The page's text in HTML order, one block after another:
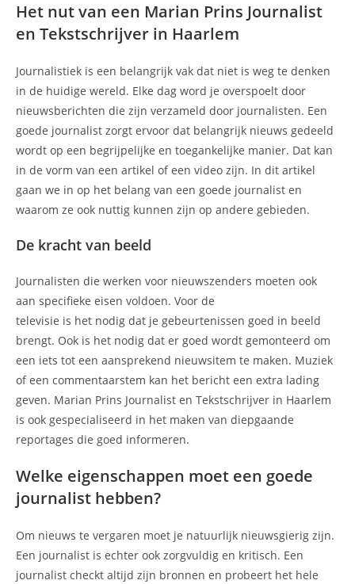
Het nut van een Marian Prins Journalist
en Tekstschrijver in Haarlem
Journalistiek is een belangrijk vak dat niet is weg te denken
in de huidige wereld. Elke dag word je overspoelt door
nieuwsberichten die zijn verzameld door journalisten. Een
goede journalist zorgt ervoor dat belangrijk nieuws gedeeld
wordt op een begrijpelijke en toegankelijke manier. Dat kan
in de vorm van een artikel of een video zijn. In dit artikel
gaan we in op het belang van een goede journalist en
waarom ze ook nuttig kunnen zijn op andere gebieden.
De kracht van beeld
Journalisten die werken voor nieuwszenders moeten ook
aan specifieke eisen voldoen. Voor de
televisie is het nodig dat je gebeurtenissen goed in beeld
brengt. Ook is het nodig dat er goed wordt gemonteerd om
een iets tot een aansprekend nieuwsitem te maken. Muziek
of een commentaarstem kan het bericht een extra lading
geven. Marian Prins Journalist en Tekstschrijver in Haarlem
is ook gespecialiseerd in het maken van diepgaande
reportages die goed informeren.
Welke eigenschappen moet een goede
journalist hebben?
Om nieuws te vergaren moet je natuurlijk nieuwsgierig zijn.
Een journalist is echter ook zorgvuldig en kritisch. Een
journalist checkt altijd zijn bronnen en probeert het hele